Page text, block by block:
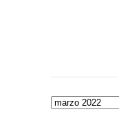
Archivos